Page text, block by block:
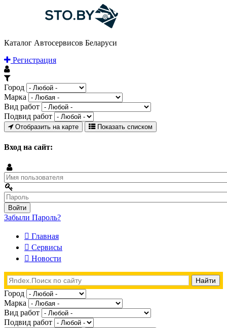
Каталог Автосервисов Беларуси
Регистрация
Город
Марка
Вид работ
Подвид работ
Отобразить на карте Показать списком
Вход на сайт:
Забыли Пароль?
Главная
Сервисы
Новости
Город
Марка
Вид работ
Подвид работ